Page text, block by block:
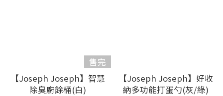
售完
【Joseph Joseph】智慧
除臭廚餘桶(白)
【Joseph Joseph】好收
納多功能打蛋勺(灰/綠)